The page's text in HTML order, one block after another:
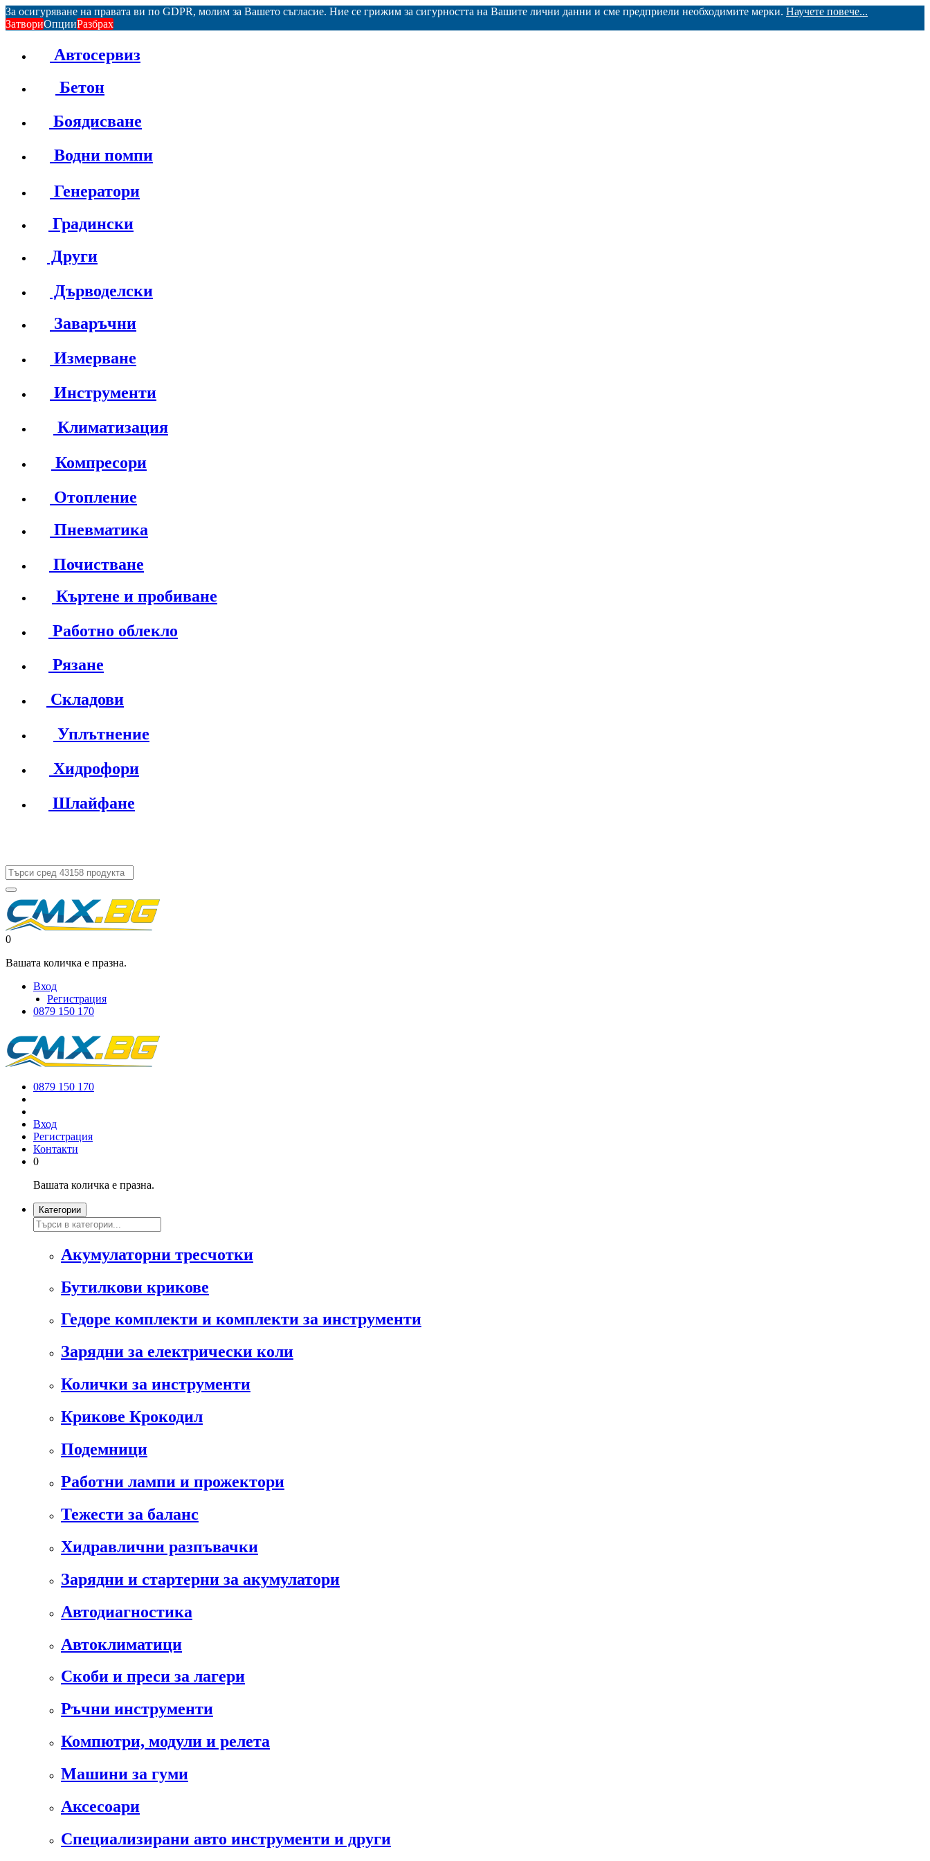
За осигуряване на правата ви по GDPR, молим за Вашето съгласие. Ние се грижим за сигурността на Вашите лични данни и сме предприели необходимите мерки. Научете повече...
ЗатвориОпцииРазбрах
Автосервиз
Бетон
Боядисване
Водни помпи
Генератори
Градински
Други
Дърводелски
Заваръчни
Измерване
Инструменти
Климатизация
Компресори
Отопление
Пневматика
Почистване
Къртене и пробиване
Работно облекло
Рязане
Складови
Уплътнение
Хидрофори
Шлайфане
0
Вашата количка е празна.
Вход
Регистрация
0879 150 170
0879 150 170
Вход
Регистрация
Контакти
0
Вашата количка е празна.
Категории
Акумулаторни тресчотки
Бутилкови крикове
Гедоре комплекти и комплекти за инструменти
Зарядни за електрически коли
Колички за инструменти
Крикове Крокодил
Подемници
Работни лампи и прожектори
Тежести за баланс
Хидравлични разпъвачки
Зарядни и стартерни за акумулатори
Автодиагностика
Автоклиматици
Скоби и преси за лагери
Ръчни инструменти
Компютри, модули и релета
Машини за гуми
Аксесоари
Специализирани авто инструменти и други